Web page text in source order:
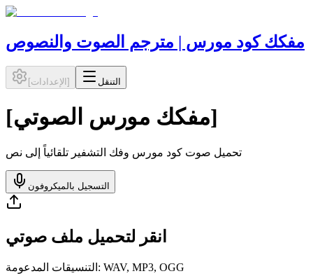
مفكك كود مورس | مترجم الصوت والنصوص
[الإعدادات ] التنقل
[مفكك مورس الصوتي]
تحميل صوت كود مورس وفك التشفير تلقائياً إلى نص
التسجيل بالميكروفون
انقر لتحميل ملف صوتي
التنسيقات المدعومة: WAV, MP3, OGG